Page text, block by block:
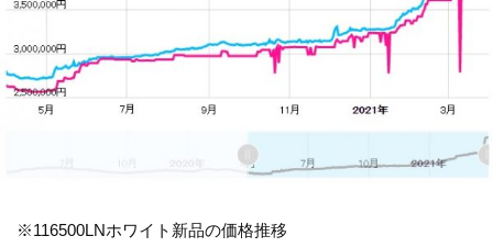
※116500LNホワイト新品の価格推移